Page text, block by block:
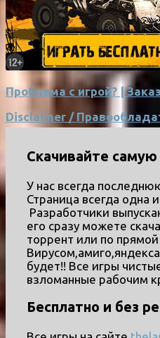
Проблема с игрой? |
Disclaimer /
Скачивайте
У нас всегда
Страница всегда одна
Разработчики
его сразу можете
торрент или по прямой
будет!! Все игры
взломанные рабочим
Бесплатно и без